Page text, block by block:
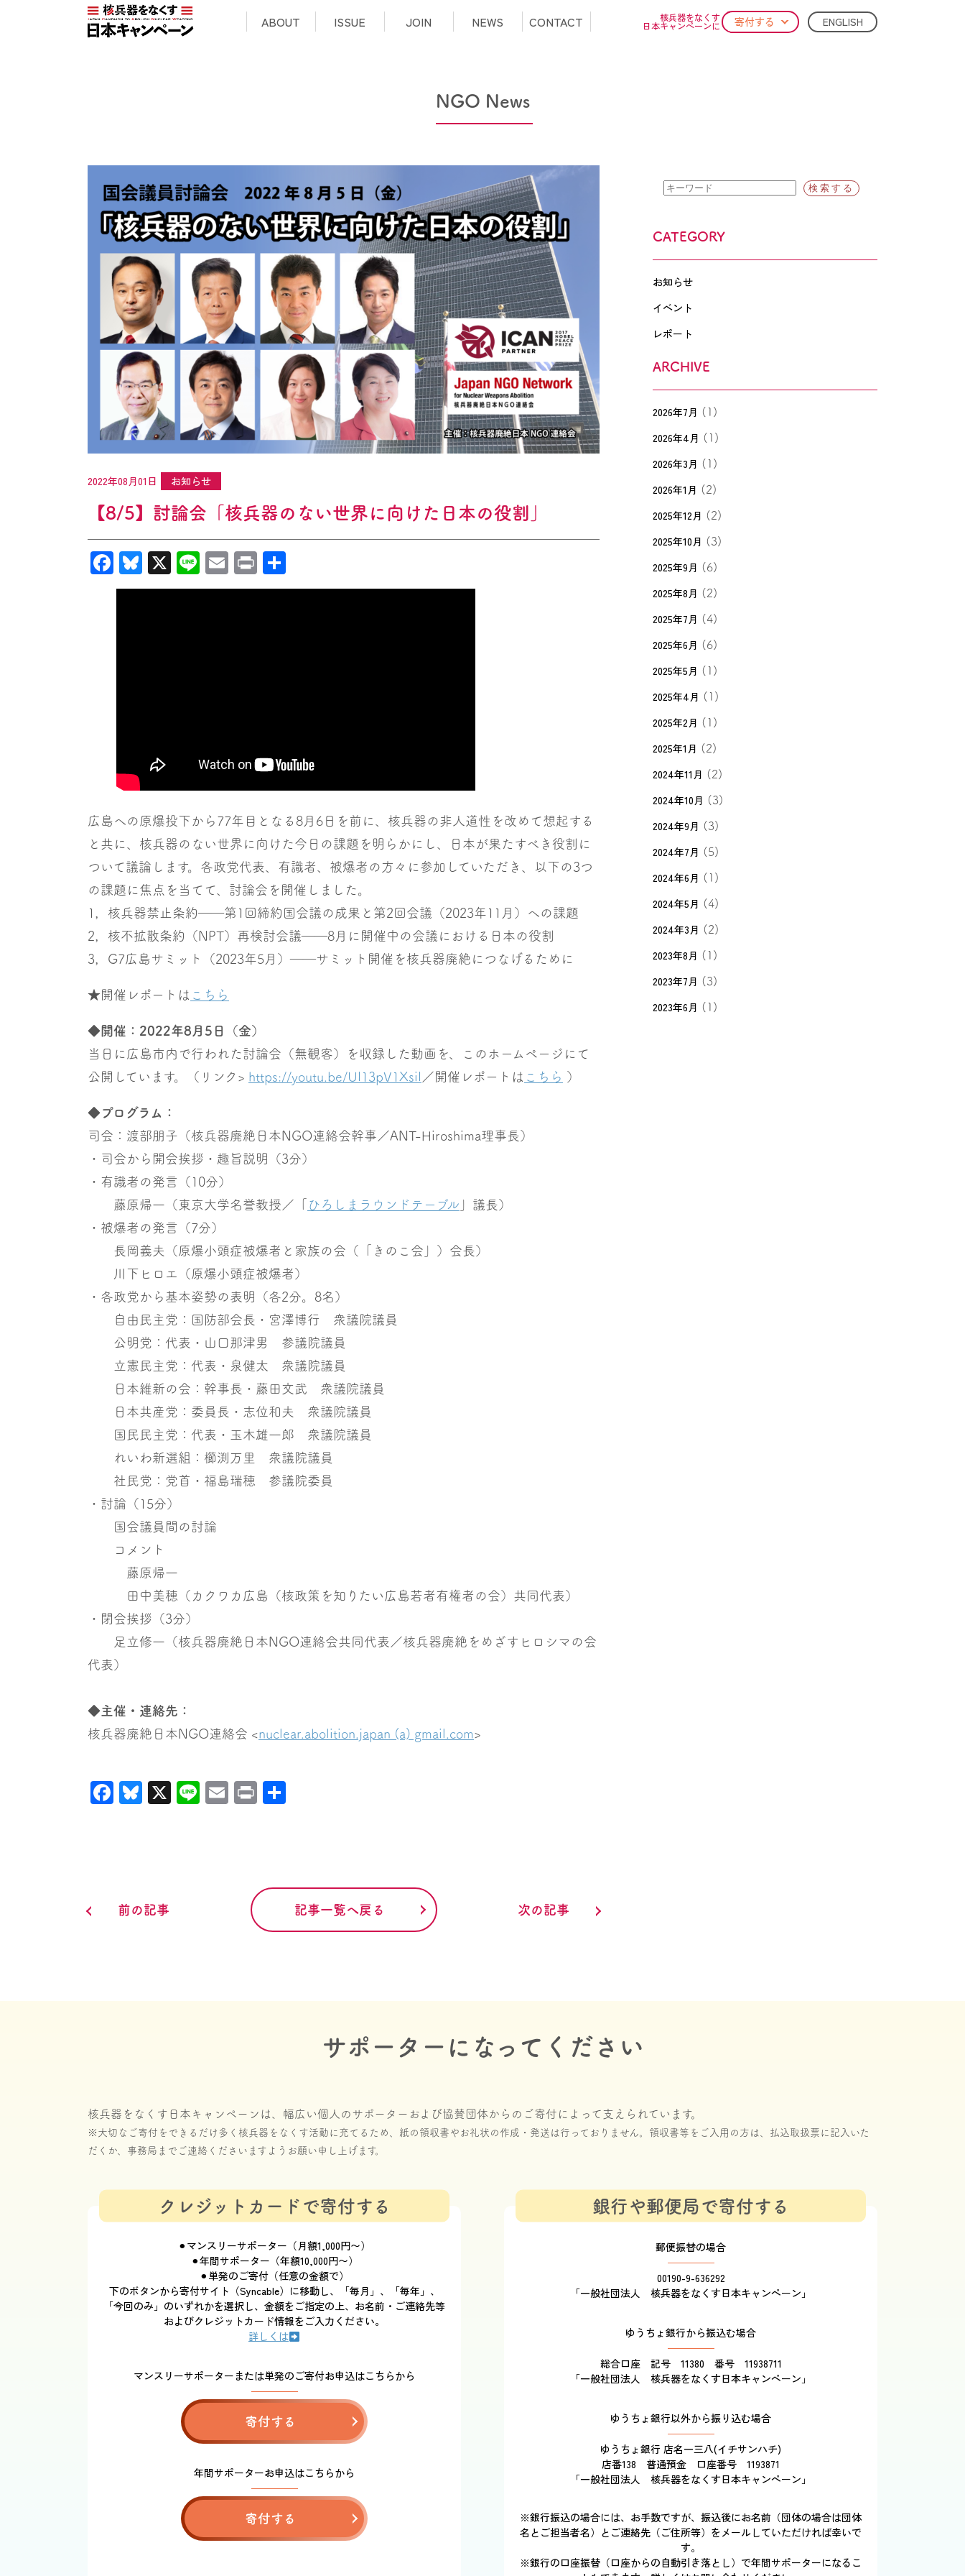
ABOUT ISSUE JOIN NEWS CONTACT 核兵器をなくす
日本キャンペーンに 寄付する ENGLISH
NGO News
2022年08月01日 お知らせ
【8/5】討論会「核兵器のない世界に向けた日本の役割」
Facebook
Bluesky
X LineEmailPrint
有
広島への原爆投下から77年目となる8月6日を前に、核兵器の非人道性を改めて想起する
と共に、核兵器のない世界に向けた今日の課題を明らかにし、日本が果たすべき役割に
ついて議論します。各政党代表、有識者、被爆者の方々に参加していただき、以下の3つ
の課題に焦点を当てて、討論会を開催しました。
1，核兵器禁止条約――第1回締約国会議の成果と第2回会議（2023年11月）への課題
2，核不拡散条約（NPT）再検討会議――8月に開催中の会議における日本の役割
3，G7広島サミット（2023年5月）――サミット開催を核兵器廃絶につなげるために
★開催レポートは こちら
◆開催：2022年8月5日（金）
当日に広島市内で行われた討論会（無観客）を収録した動画を、このホームページにて
公開しています。（リンク> https://youtu.be/UI13pV1XsiI ／開催レポートは こちら ）
◆プログラム：
司会：渡部朋子（核兵器廃絶日本NGO連絡会幹事／ANT-Hiroshima理事長）
・司会から開会挨拶・趣旨説明（3分）
・有識者の発言（10分）
藤原帰一（東京大学名誉教授／「
ひろしまラウンドテーブル 」議長）
・被爆者の発言（7分）
長岡義夫（原爆小頭症被爆者と家族の会（「きのこ会」）会長）
川下ヒロエ（原爆小頭症被爆者）
・各政党から基本姿勢の表明（各2分。8名）
自由民主党：国防部会長・宮澤博行 衆議院議員
公明党：代表・山口那津男 参議院議員
立憲民主党：代表・泉健太 衆議院議員
日本維新の会：幹事長・藤田文武 衆議院議員
日本共産党：委員長・志位和夫 衆議院議員
国民民主党：代表・玉木雄一郎 衆議院議員
れいわ新選組：櫛渕万里 衆議院議員
社民党：党首・福島瑞穂 参議院委員
・討論（15分）
国会議員間の討論
コメント
藤原帰一
田中美穂（カクワカ広島（核政策を知りたい広島若者有権者の会）共同代表）
・閉会挨拶（3分）
足立修一（核兵器廃絶日本NGO連絡会共同代表／核兵器廃絶をめざすヒロシマの会
代表）
◆主催・連絡先：
核兵器廃絶日本NGO連絡会 <nuclear.abolition.japan (a) gmail.com>
Facebook
Bluesky
X LineEmailPrint
前の記事 記事一覧へ戻る 次の記事
CATEGORY
お知らせ
イベント
レポート
ARCHIVE
2026年7月 (1)
2026年4月 (1)
2026年3月 (1)
2026年1月 (2)
2025年12月 (2)
2025年10月 (3)
2025年9月 (6)
2025年8月 (2)
2025年7月 (4)
2025年6月 (6)
2025年5月 (1)
2025年4月 (1)
2025年2月 (1)
2025年1月 (2)
2024年11月 (2)
2024年10月 (3)
2024年9月 (3)
2024年7月 (5)
2024年6月 (1)
2024年5月 (4)
2024年3月 (2)
2023年8月 (1)
2023年7月 (3)
2023年6月 (1)
サポーターになってください
核兵器をなくす日本キャンペーンは、幅広い個人のサポーターおよび協賛団体からのご寄付によって支えられています。
※大切なご寄付をできるだけ多く核兵器をなくす活動に充てるため、紙の領収書やお礼状の作成・発送は行っておりません。領収書等をご入用の方は、払込取扱票に記入いた
だくか、事務局までご連絡くださいますようお願い申し上げます。
クレジットカードで寄付する
⚫︎マンスリーサポーター（月額1,000円〜）
⚫︎年間サポーター（年額10,000円〜）
⚫︎単発のご寄付（任意の金額で）
下のボタンから寄付サイト（Syncable）に移動し、「毎月」、「毎年」、
「今回のみ」のいずれかを選択し、金額をご指定の上、お名前・ご連絡先等
およびクレジットカード情報をご入力ください。
詳しくは
マンスリーサポーターまたは単発のご寄付お申込はこちらから
寄付する
年間サポーターお申込はこちらから
寄付する
銀行や郵便局で寄付する
郵便振替の場合
00190-9-636292
「一般社団法人 核兵器をなくす日本キャンペーン」
ゆうちょ銀行から振込む場合
総合口座 記号 11380 番号 11938711
「一般社団法人 核兵器をなくす日本キャンペーン」
ゆうちょ銀行以外から振り込む場合
ゆうちょ銀行 店名一三八(イチサンハチ)
店番138 普通預金 口座番号 1193871
「一般社団法人 核兵器をなくす日本キャンペーン」
※銀行振込の場合には、お手数ですが、振込後にお名前（団体の場合は団体
名とご担当者名）とご連絡先（ご住所等）をメールしていただければ幸いで
す。
※銀行の口座振替（口座からの自動引き落とし）で年間サポーターになるこ